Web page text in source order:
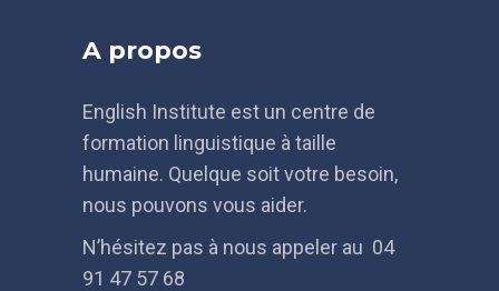
A propos
English Institute est un centre de
formation linguistique à taille
humaine. Quelque soit votre besoin,
nous pouvons vous aider.
N’hésitez pas à nous appeler au 04
91 47 57 68